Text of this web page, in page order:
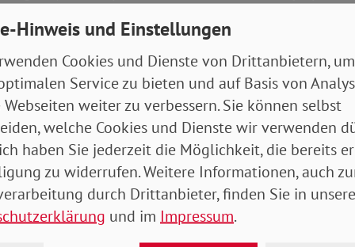
Baden (Abteilungsleiter der Deutschen
Ehrenamt) auch Michaela Engelmeier und
übernahm der SoVD-Pressesprecher
in einem Punkt: In krisenhaften Zeiten braucht es
Zivilgesellschaft mit ehrenamtlich Engagierten.
Anlaufstelle, um sich zu vernetzen und
aus Reform gestärkt hervor
spannungsreichen Zeiten ging in seiner Rede
Hinweis und Einstellungen
Cookies und Dienste von Drittanbietern,
Service zu bieten und auf Basis von
Webseiten weiter zu verbessern. Sie können selbst
welche Cookies und Dienste wir verwenden
haben Sie jederzeit die Möglichkeit, die bereits
zu widerrufen. Weitere Informationen, auch
durch Drittanbieter, finden Sie in
und im Impressum.